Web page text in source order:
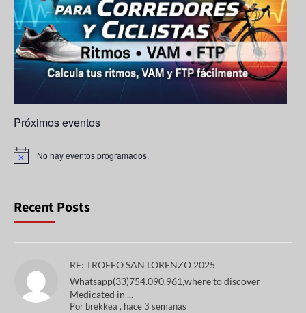
n
el
Próximos eventos
o
No hay eventos programados.
Recent Posts
RE: TROFEO SAN LORENZO 2025
Whatsapp(33)754.090.961,where to discover
Medicated in ...
Por brekkea , hace 3 semanas